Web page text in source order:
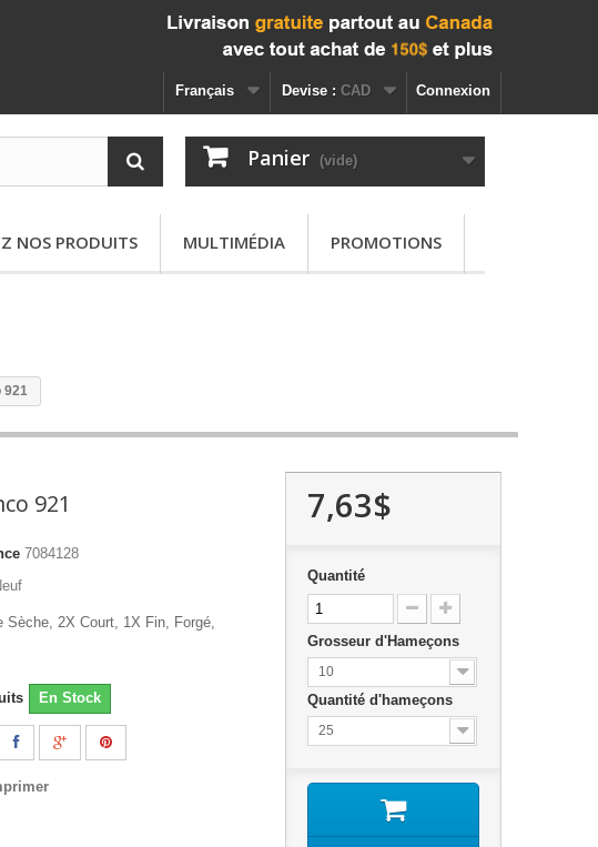
Connexion
Devise : CAD
Français
Panier (vide)
NOS PRODUITS MULTIMÉDIA PROMOTIONS
921
921
7084128
Sèche, 2X Court, 1X Fin, Forgé,
En Stock
7,63$
Quantité
Grosseur d'Hameçons
10
Quantité d'hameçons
25